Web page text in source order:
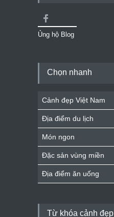
Ủng hộ Blog
Chọn nhanh
Cảnh đẹp Việt Nam
Địa điểm du lịch
Món ngon
Đặc sản vùng miền
Địa điểm ăn uống
Từ khóa cảnh đẹp